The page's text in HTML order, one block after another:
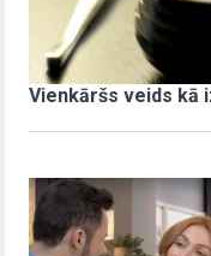
Vienkāršs veids kā